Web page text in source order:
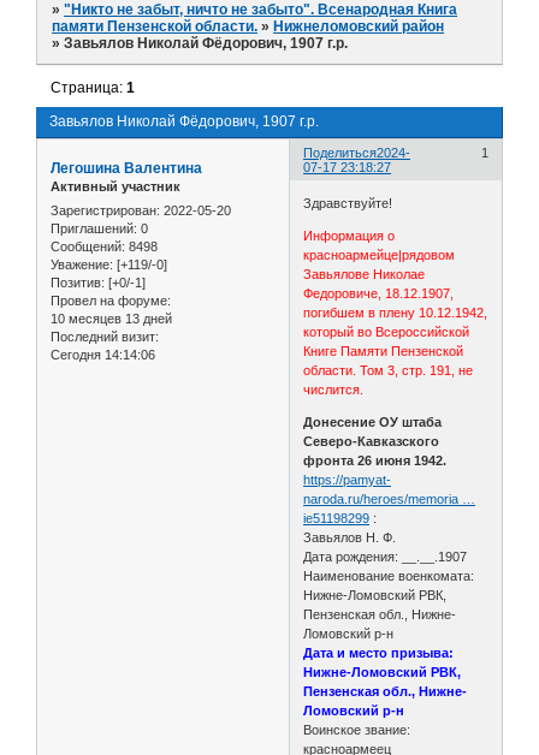
»"Никто не забыт, ничто не забыто". Всенародная Книга
памяти Пензенской области. » Нижнеломовский район
»Завьялов Николай Фёдорович, 1907 г.р.
Завьялов Николай Фёдорович, 1907 г.р.
Страница:1
Поделиться 1
2024-
07-17 23:18:27
Легошина Валентина
Активный участник
Зарегистрирован: 2022-05-20
Приглашений: 0
Сообщений: 8498
Уважение: [+119/-0]
Позитив: [+0/-1]
Провел на форуме:
10 месяцев 13 дней
Последний визит:
Сегодня 14:14:06
Здравствуйте!
Информация о
красноармейце|рядовом
Завьялове Николае
Федоровиче, 18.12.1907,
погибшем в плену 10.12.1942,
который во Всероссийской
Книге Памяти Пензенской
области. Том 3, стр. 191, не
числится.
Донесение ОУ штаба
Северо-Кавказского
фронта 26 июня 1942.
https://pamyat-
naroda.ru/heroes/memoria …
ie51198299 :
Завьялов Н. Ф.
Дата рождения: __.__.1907
Наименование военкомата:
Нижне-Ломовский РВК,
Пензенская обл., Нижне-
Ломовский р-н
Дата и место призыва:
Нижне-Ломовский РВК,
Пензенская обл., Нижне-
Ломовский р-н
Воинское звание:
красноармеец